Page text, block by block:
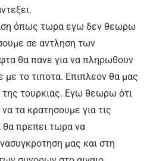
όπως τωρα εγω δεν θεωρω
σε αντληση των
θα πανε για να πληρωθουν
με το τιποτα. Επιπλεον θα μας
της τουρκιας. Εγω θεωρω ότι
τα κρατησουμε για τις
θα πρεπει τωρα να
μας και στη